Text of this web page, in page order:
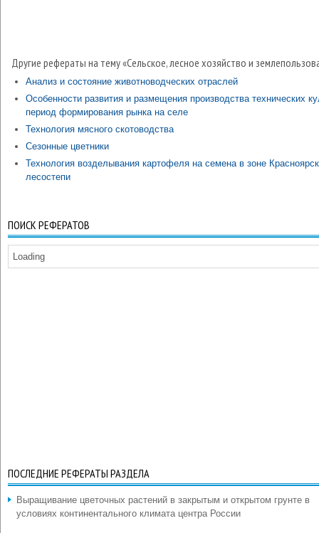
Другие рефераты на тему «Сельское, лесное хозяйство и
Анализ и состояние животноводческих отраслей
Особенности развития и размещения производства технических
период формирования рынка на селе
Технология мясного скотоводства
Сезонные цветники
Технология возделывания картофеля на семена в зоне
лесостепи
ПОИСК РЕФЕРАТОВ
Loading
ПОСЛЕДНИЕ РЕФЕРАТЫ РАЗДЕЛА
Выращивание цветочных растений в закрытым и открытом грунте в
условиях континентального климата центра России